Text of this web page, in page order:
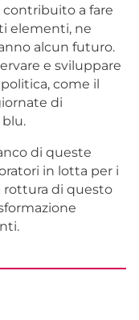
a fare
elementi, ne
alcun futuro.
e sviluppare
come il
di
di queste
in lotta per i
rottura di questo